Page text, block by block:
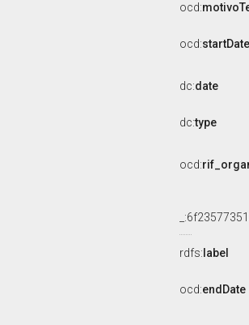
ocd:
ocd:startDate
dc:date
dc:type
ocd:
rdfs: label
ocd:endDate